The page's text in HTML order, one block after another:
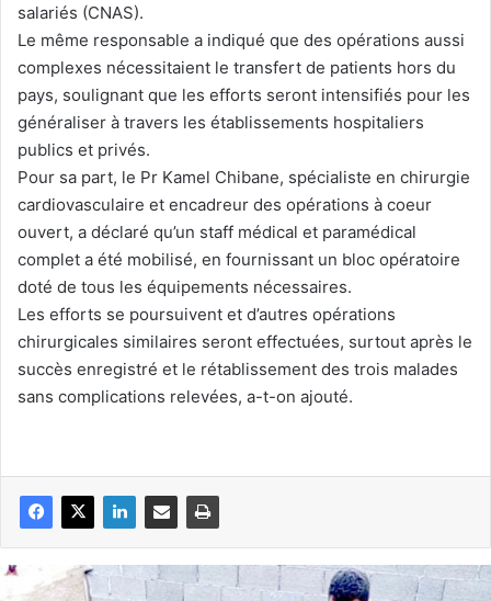
salariés (CNAS).
Le même responsable a indiqué que des opérations aussi
complexes nécessitaient le transfert de patients hors du
pays, soulignant que les efforts seront intensifiés pour les
généraliser à travers les établissements hospitaliers
publics et privés.
Pour sa part, le Pr Kamel Chibane, spécialiste en chirurgie
cardiovasculaire et encadreur des opérations à coeur
ouvert, a déclaré qu’un staff médical et paramédical
complet a été mobilisé, en fournissant un bloc opératoire
doté de tous les équipements nécessaires.
Les efforts se poursuivent et d’autres opérations
chirurgicales similaires seront effectuées, surtout après le
succès enregistré et le rétablissement des trois malades
sans complications relevées, a-t-on ajouté.